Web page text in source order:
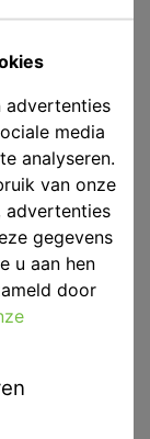
advertenties
media
analyseren.
van onze
advertenties
gegevens
u aan hen
door